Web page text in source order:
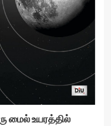
மைல் உயரத்தில்